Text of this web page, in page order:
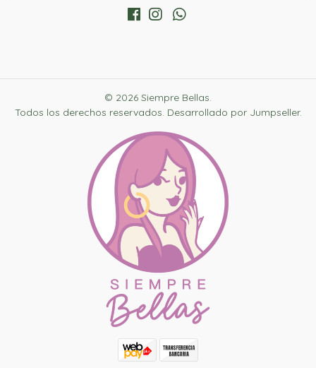
© 2026 Siempre Bellas.
Todos los derechos reservados. Desarrollado por Jumpseller.